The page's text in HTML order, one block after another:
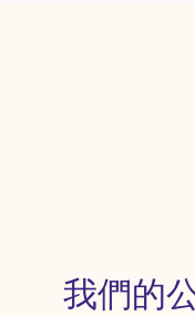
我們的